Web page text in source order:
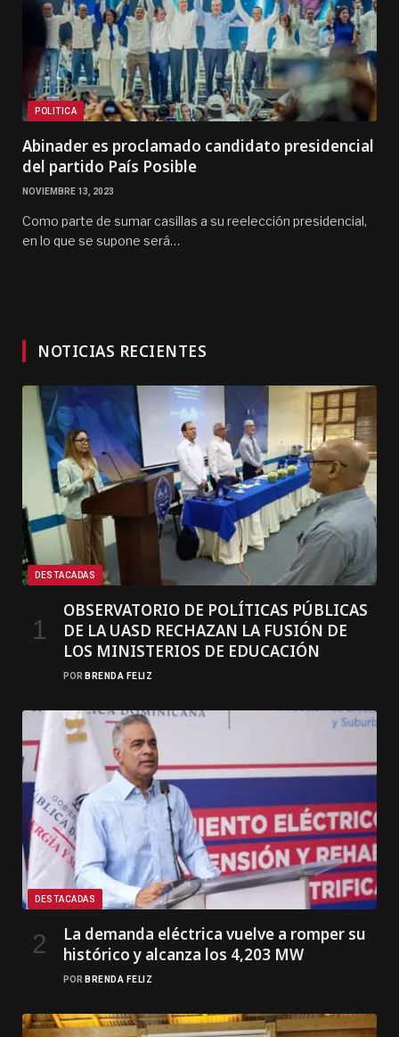
POLITICA
Abinader es proclamado candidato presidencial
del partido País Posible
NOVIEMBRE 13, 2023
Como parte de sumar casillas a su reelección presidencial,
en lo que se supone será…
NOTICIAS RECIENTES
DESTACADAS
OBSERVATORIO DE POLÍTICAS PÚBLICAS
DE LA UASD RECHAZAN LA FUSIÓN DE
LOS MINISTERIOS DE EDUCACIÓN
POR BRENDA FELIZ
DESTACADAS
La demanda eléctrica vuelve a romper su
histórico y alcanza los 4,203 MW
POR BRENDA FELIZ